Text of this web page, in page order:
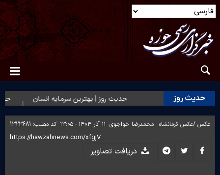
حدیث روز حدیث روز | بهترین سرمایه انسان
عکس /عکس کرمانشاه محمدرضا خواجوی ۱۱ آذر ۱۴۰۴ - ۱۳:۰۵ کد مطلب: 1323681
دریافت تصاویر